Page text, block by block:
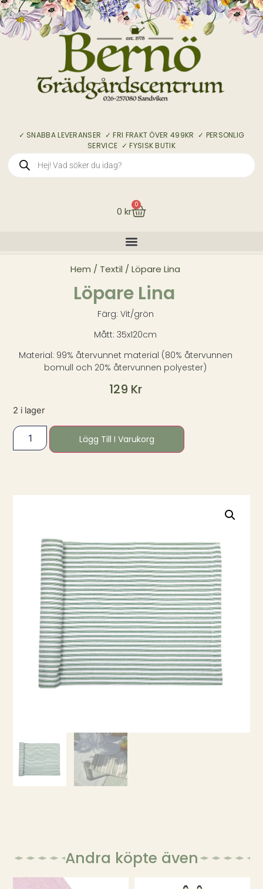
✓ SNABBA LEVERANSER ✓ FRI FRAKT ÖVER 499KR ✓ PERSONLIG
SERVICE ✓ FYSISK BUTIK
0 kr
0
Hem / Textil / Löpare Lina
Löpare Lina
Färg: Vit/grön
Mått: 35x120cm
Material: 99% återvunnet material (80% återvunnen
bomull och 20% återvunnen polyester)
129 Kr
2 i lager
Lägg Till I Varukorg
Andra köpte även